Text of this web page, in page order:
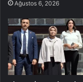
Ağustos 6, 2026